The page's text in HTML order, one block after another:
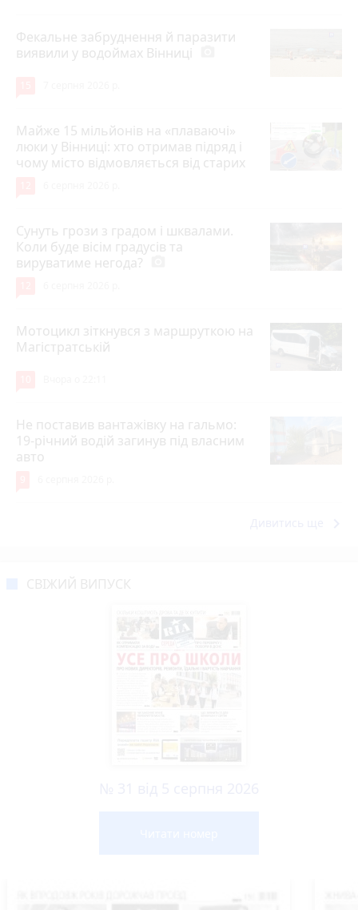
Фекальне забруднення й паразити
виявили у водоймах Вінниці
Майже 15 мільйонів на «плаваючі»
люки у Вінниці: хто отримав підряд і
чому місто відмовляється від старих
Сунуть грози з градом і шквалами.
Коли буде вісім градусів та
вируватиме негода?
Мотоцикл зіткнувся з маршруткою на
Магістратській
Не поставив вантажівку на гальмо:
19-річний водій загинув під власним
авто